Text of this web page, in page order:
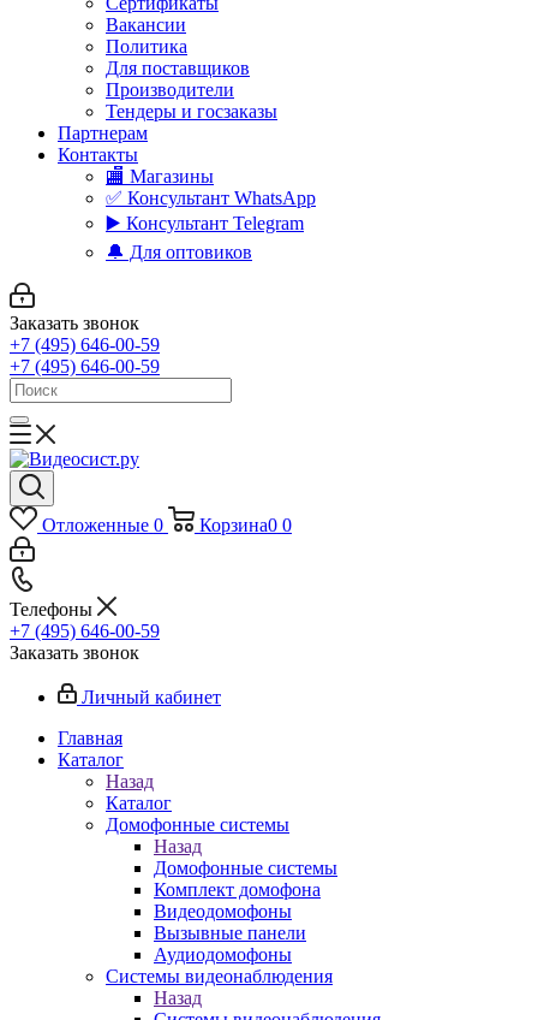
Вакансии
Политика
Для поставщиков
Производители
Тендеры и госзаказы
Партнерам
Контакты
🏬 Магазины
✅️ Консультант WhatsApp
▶️ Консультант Telegram
🔔 Для оптовиков
Заказать звонок
+7 (495) 646-00-59
+7 (495) 646-00-59
Отложенные 0 Корзина0 0
Телефоны
+7 (495) 646-00-59
Заказать звонок
Личный кабинет
Главная
Каталог
Назад
Каталог
Домофонные системы
Назад
Домофонные системы
Комплект домофона
Видеодомофоны
Вызывные панели
Аудиодомофоны
Системы видеонаблюдения
Назад